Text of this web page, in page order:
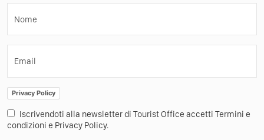
Nome
Email
Privacy Policy
Iscrivendoti alla newsletter di Tourist Office accetti Termini e
condizioni e Privacy Policy.